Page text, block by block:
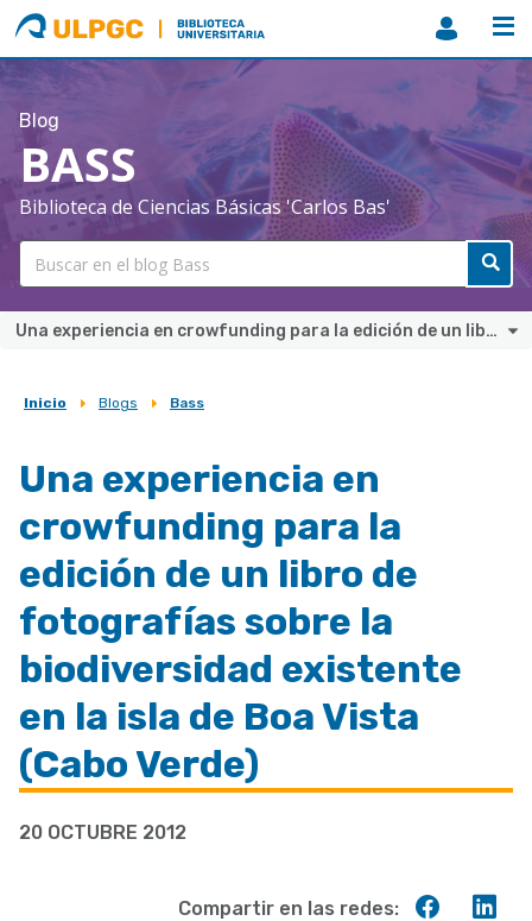
ULPGC
Biblioteca
ULPGC
Blog
BASS
Biblioteca de Ciencias Básicas 'Carlos Bas'
Una experiencia en crowfunding para la edición de un libro de fotografías sobre la biodiversidad existente en la isla de Boa Vista (Cabo Verde)
Sobrescribir
de
ayuda
a
la
navegación
Inicio Blogs Bass
Una experiencia en
crowfunding para la
edición de un libro de
fotografías sobre la
biodiversidad existente
en la isla de Boa Vista
(Cabo Verde)
20 OCTUBRE 2012
Compartir en las redes: